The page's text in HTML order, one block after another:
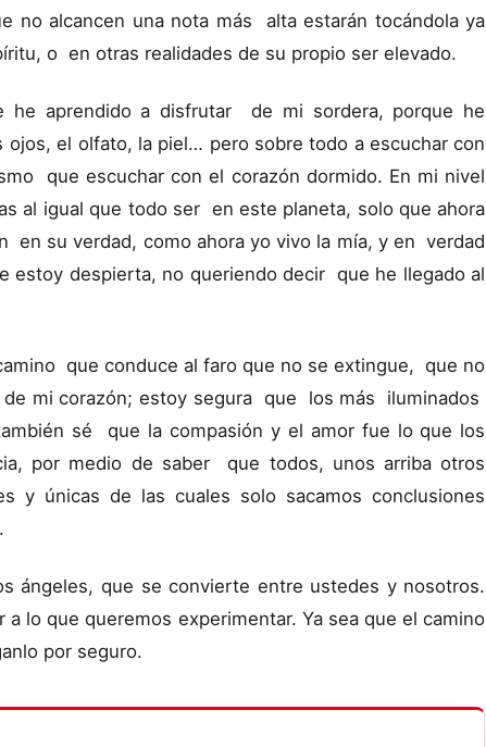
no alcancen una nota más alta estarán tocándola ya
o en otras realidades de su propio ser elevado.
he aprendido a disfrutar de mi sordera, porque he
ojos, el olfato, la piel… pero sobre todo a escuchar con
que escuchar con el corazón dormido. En mi nivel
al igual que todo ser en este planeta, solo que ahora
su verdad, como ahora yo vivo la mía, y en verdad
despierta, no queriendo decir que he llegado al
que conduce al faro que no se extingue, que no
mi corazón; estoy segura que los más iluminados
sé que la compasión y el amor fue lo que los
por medio de saber que todos, unos arriba otros
y únicas de las cuales solo sacamos conclusiones
ángeles, que se convierte entre ustedes y nosotros.
lo que queremos experimentar. Ya sea que el camino
por seguro.